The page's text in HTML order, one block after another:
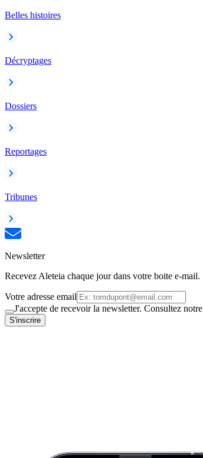
Belles histoires
Décryptages
Dossiers
Reportages
Tribunes
Newsletter
Recevez Aleteia chaque jour dans votre boite e-mail.
Votre adresse email
J'accepte de recevoir la newsletter. Consultez notre
S'inscrire